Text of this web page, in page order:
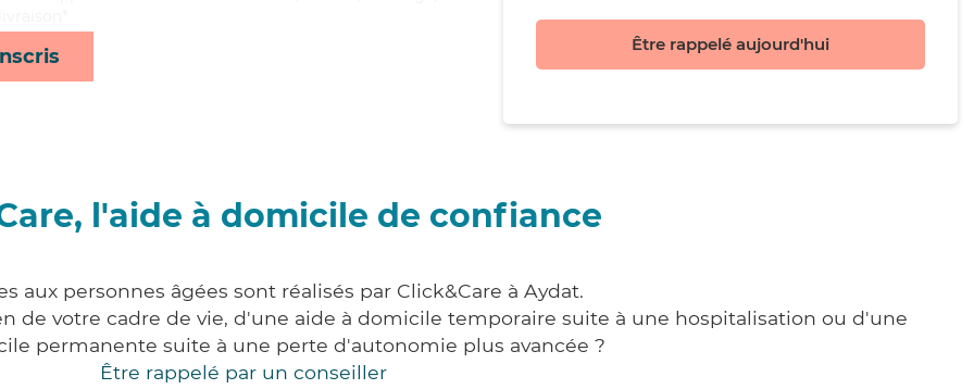
Être rappelé aujourd'hui
l'aide à domicile de confiance
aux personnes âgées sont réalisés par Click&Care à Aydat.
de votre cadre de vie, d'une aide à domicile temporaire suite à une hospitalisation ou d'une
permanente suite à une perte d'autonomie plus avancée ?
Être rappelé par un conseiller